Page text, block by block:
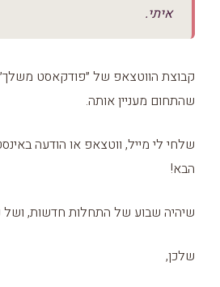
איתי.
קבוצת הווטצאפ של ״פודקאסט
שהתחום מעניין אותה.
שלחי לי מייל, ווטצאפ או הודעה
הבא!
שיהיה שבוע של התחלות חדשות, ושל
שלכן,